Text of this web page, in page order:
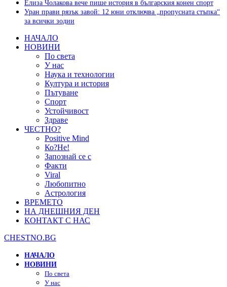
Елиза Чолакова вече пише история в българския конен спорт
Уран прави рязък завой: 12 юни отключва „пропусната стъпка“
за всички зодии
НАЧАЛО
НОВИНИ
По света
У нас
Наука и технологии
Култура и история
Пътуване
Спорт
Устойчивост
Здраве
ЧЕСТНО?
Positive Mind
Ко?Не!
Запознай се с
Факти
Viral
Любопитно
Астрология
ВРЕМЕТО
НА ДНЕШНИЯ ДЕН
КОНТАКТ С НАС
CHESTNO.BG
НАЧАЛО
НОВИНИ
По света
У нас